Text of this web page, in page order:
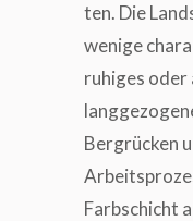
ten. Die
weni­ge
ruhi­ges oder
Berg­rü­cken
Farb­schicht